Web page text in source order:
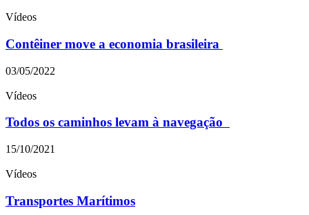
Vídeos
Contêiner move a economia brasileira
03/05/2022
Vídeos
Todos os caminhos levam à navegação
15/10/2021
Vídeos
Transportes Marítimos